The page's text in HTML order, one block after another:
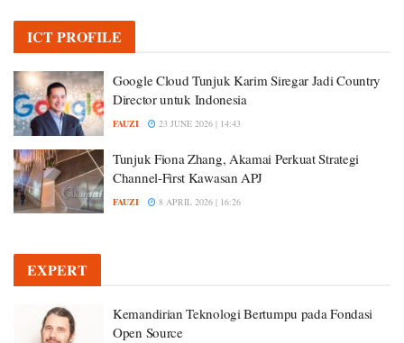
ICT PROFILE
Google Cloud Tunjuk Karim Siregar Jadi Country
Director untuk Indonesia
FAUZI 23 JUNE 2026 | 14:43
Tunjuk Fiona Zhang, Akamai Perkuat Strategi
Channel-First Kawasan APJ
FAUZI 8 APRIL 2026 | 16:26
EXPERT
Kemandirian Teknologi Bertumpu pada Fondasi
Open Source